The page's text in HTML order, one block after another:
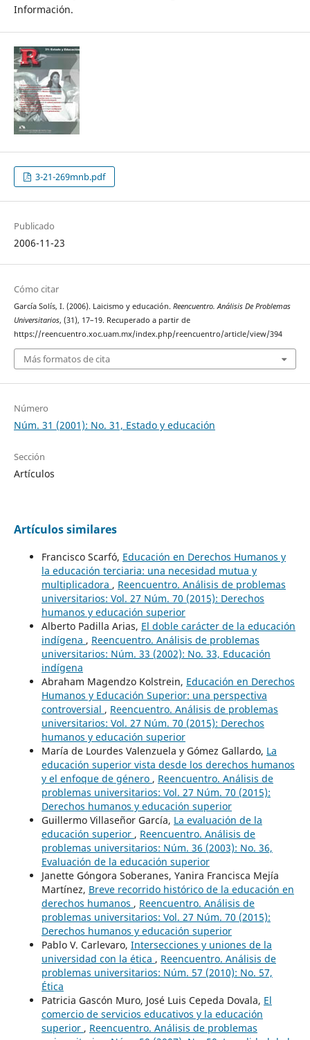
Información.
3-21-269mnb.pdf
Publicado
2006-11-23
Cómo citar
García Solís, I. (2006). Laicismo y educación. Reencuentro. Análisis De Problemas
Universitarios, (31), 17–19. Recuperado a partir de
https://reencuentro.xoc.uam.mx/index.php/reencuentro/article/view/394
Más formatos de cita
Número
Núm. 31 (2001): No. 31, Estado y educación
Sección
Artículos
Artículos similares
Francisco Scarfó, Educación en Derechos Humanos y
la educación terciaria: una necesidad mutua y
multiplicadora , Reencuentro. Análisis de problemas
universitarios: Vol. 27 Núm. 70 (2015): Derechos
humanos y educación superior
Alberto Padilla Arias, El doble carácter de la educación
indígena , Reencuentro. Análisis de problemas
universitarios: Núm. 33 (2002): No. 33, Educación
indígena
Abraham Magendzo Kolstrein, Educación en Derechos
Humanos y Educación Superior: una perspectiva
controversial , Reencuentro. Análisis de problemas
universitarios: Vol. 27 Núm. 70 (2015): Derechos
humanos y educación superior
María de Lourdes Valenzuela y Gómez Gallardo, La
educación superior vista desde los derechos humanos
y el enfoque de género , Reencuentro. Análisis de
problemas universitarios: Vol. 27 Núm. 70 (2015):
Derechos humanos y educación superior
Guillermo Villaseñor García, La evaluación de la
educación superior , Reencuentro. Análisis de
problemas universitarios: Núm. 36 (2003): No. 36,
Evaluación de la educación superior
Janette Góngora Soberanes, Yanira Francisca Mejía
Martínez, Breve recorrido histórico de la educación en
derechos humanos , Reencuentro. Análisis de
problemas universitarios: Vol. 27 Núm. 70 (2015):
Derechos humanos y educación superior
Pablo V. Carlevaro, Intersecciones y uniones de la
universidad con la ética , Reencuentro. Análisis de
problemas universitarios: Núm. 57 (2010): No. 57,
Ética
Patricia Gascón Muro, José Luis Cepeda Dovala, El
comercio de servicios educativos y la educación
superior , Reencuentro. Análisis de problemas